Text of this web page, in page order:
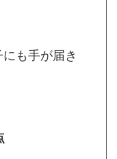
も手が届き